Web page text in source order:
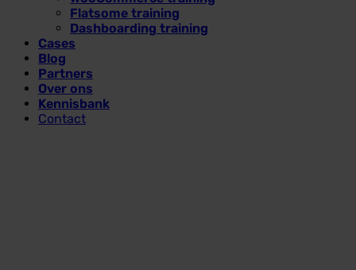
Flatsome training
Dashboarding training
Cases
Blog
Partners
Over ons
Kennisbank
Contact